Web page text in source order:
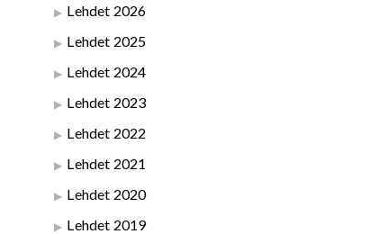
Lehdet 2026
Lehdet 2025
Lehdet 2024
Lehdet 2023
Lehdet 2022
Lehdet 2021
Lehdet 2020
Lehdet 2019